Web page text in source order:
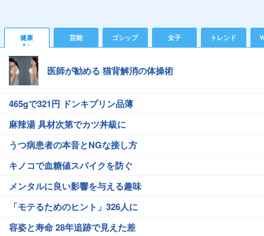
健康 芸能 ゴシップ 女子 トレンド
医師が勧める 猫背解消の体操術
465gで321円 ドンキプリン品薄
麻辣湯 具材次第でカツ丼級に
うつ病患者の本音とNGな接し方
キノコで血糖値スパイクを防ぐ
メンタルに良い影響を与える趣味
「モテるためのヒント」326人に
容姿と寿命 28年追跡で見えた差